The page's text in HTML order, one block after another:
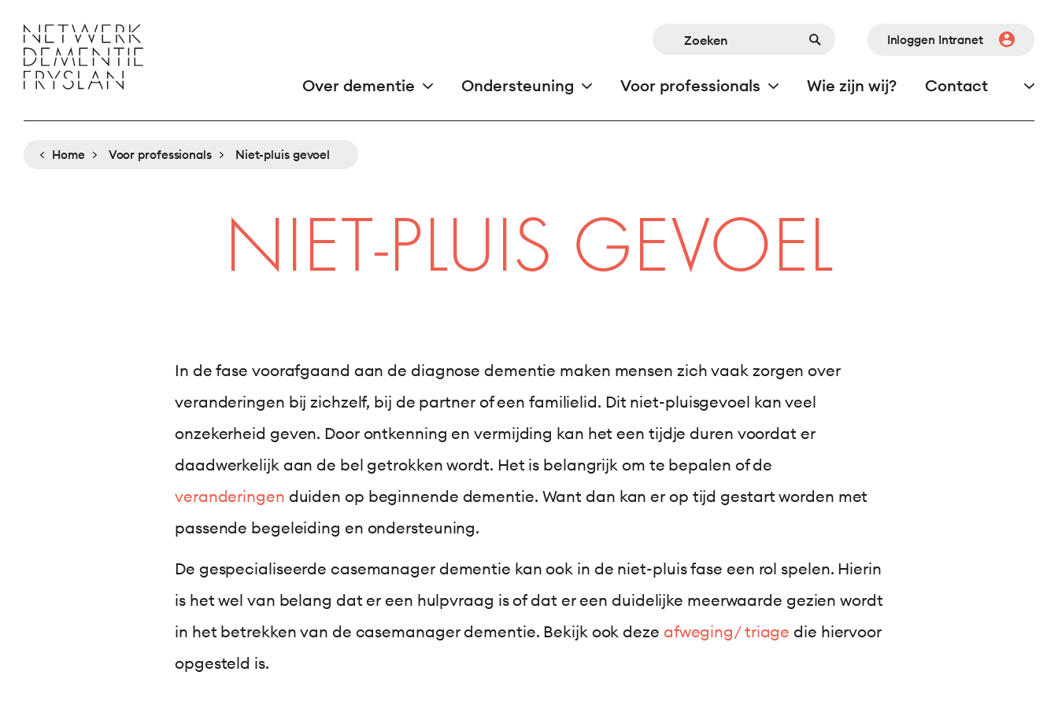
naar
Over dementie Ondersteuning Voor professionals Wie zijn wij? Contact
Inloggen Intranet
KRUIMELPAD
Home Voor professionals Niet-pluis gevoel
NIET-PLUIS GEVOEL
In de fase voorafgaand aan de diagnose dementie maken mensen zich vaak zorgen over
veranderingen bij zichzelf, bij de partner of een familielid. Dit niet-pluisgevoel kan veel
onzekerheid geven. Door ontkenning en vermijding kan het een tijdje duren voordat er
daadwerkelijk aan de bel getrokken wordt. Het is belangrijk om te bepalen of de
veranderingen duiden op beginnende dementie. Want dan kan er op tijd gestart worden met
passende begeleiding en ondersteuning.
De gespecialiseerde casemanager dementie kan ook in de niet-pluis fase een rol spelen. Hierin
is het wel van belang dat er een hulpvraag is of dat er een duidelijke meerwaarde gezien wordt
in het betrekken van de casemanager dementie. Bekijk ook deze afweging/ triage die hiervoor
opgesteld is.